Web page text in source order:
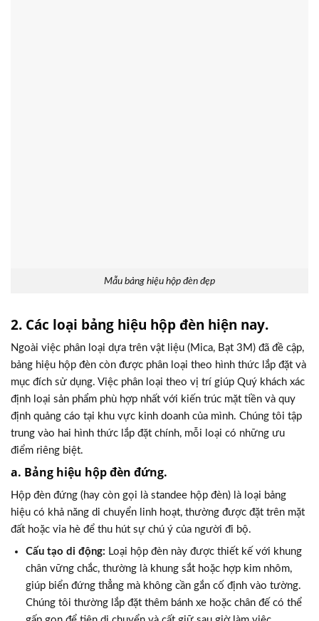
Mẫu bảng hiệu hộp đèn đẹp
2. Các loại bảng hiệu hộp đèn hiện nay.
Ngoài việc phân loại dựa trên vật liệu (Mica, Bạt 3M) đã đề cập,
bảng hiệu hộp đèn còn được phân loại theo hình thức lắp đặt và
mục đích sử dụng. Việc phân loại theo vị trí giúp Quý khách xác
định loại sản phẩm phù hợp nhất với kiến trúc mặt tiền và quy
định quảng cáo tại khu vực kinh doanh của mình. Chúng tôi tập
trung vào hai hình thức lắp đặt chính, mỗi loại có những ưu
điểm riêng biệt.
a. Bảng hiệu hộp đèn đứng.
Hộp đèn đứng (hay còn gọi là standee hộp đèn) là loại bảng
hiệu có khả năng di chuyển linh hoạt, thường được đặt trên mặt
đất hoặc vỉa hè để thu hút sự chú ý của người đi bộ.
Cấu tạo di động: Loại hộp đèn này được thiết kế với khung
chân vững chắc, thường là khung sắt hoặc hợp kim nhôm,
giúp biển đứng thẳng mà không cần gắn cố định vào tường.
Chúng tôi thường lắp đặt thêm bánh xe hoặc chân đế có thể